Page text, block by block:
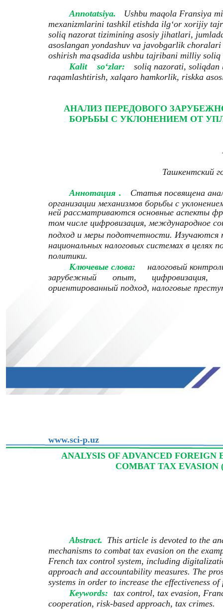
Annotatsiya.
Ushbu maqola Fransiya
mexanizmlarini tashkil etishda ilgʻor xorijiy
soliq nazorat tizimining asosiy jihatlari,
asoslangan yondashuv va javobgarlik
oshirish maqsadida ushbu tajribani milliy
Kalit
soʻzlar:
soliq nazorati,
raqamlashtirish, xalqaro hamkorlik, riskka
АНАЛИЗ ПЕРЕДОВОГО
БОРЬБЫ С УКЛОНЕНИЕМ ОТ
Ташкентский
Аннотация .
Статья посвящена
организации механизмов борьбы с
ней рассматриваются основные аспекты
том числе цифровизация, международное
подход и меры подотчетности. Изучаются
национальных налоговых системах в
политики.
Ключевые слова:
налоговый
зарубежный
опыт,
цифровизация,
ориентированный подход, налоговые
www.sci-p.uz
ANALYSIS OF ADVANCED
COMBAT TAX EVASION
Abstract. This article is devoted to the
mechanisms to combat tax evasion on the
French tax control system, including
approach and accountability measures. The
systems in order to increase the effectiveness
Keywords: tax control, tax evasion,
cooperation, risk-based approach, tax crimes.